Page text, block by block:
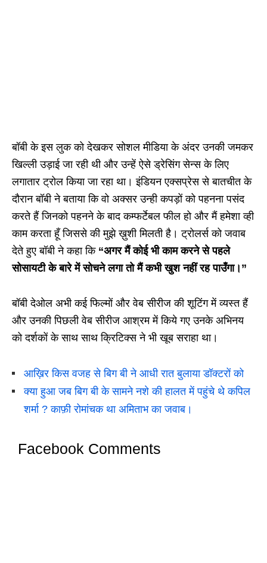
बॉबी के इस लुक को देखकर सोशल मीडिया के अंदर उनकी जमकर
खिल्ली उड़ाई जा रही थी और उन्हें ऐसे ड्रेसिंग सेन्स के लिए
लगातार ट्रोल किया जा रहा था। इंडियन एक्सप्रेस से बातचीत के
दौरान बॉबी ने बताया कि वो अक्सर उन्ही कपड़ों को पहनना पसंद
करते हैं जिनको पहनने के बाद कम्फर्टेबल फील हो और मैं हमेशा व्ही
काम करता हूँ जिससे की मुझे ख़ुशी मिलती है। ट्रोलर्स को जवाब
देते हुए बॉबी ने कहा कि“अगर मैं कोई भी काम करने से पहले
सोसायटी के बारे में सोचने लगा तो मैं कभी खुश नहीं रह पाउँगा।”
बॉबी देओल अभी कई फिल्मों और वेब सीरीज की शूटिंग में व्यस्त हैं
और उनकी पिछली वेब सीरीज आश्रम में किये गए उनके अभिनय
को दर्शकों के साथ साथ क्रिटिक्स ने भी खूब सराहा था।
आख़िर किस वजह से बिग बी ने आधी रात बुलाया डॉक्टरों को
क्या हुआ जब बिग बी के सामने नशे की हालत में पहुंचे थे कपिल
शर्मा ? काफ़ी रोमांचक था अमिताभ का जवाब।
Facebook Comments